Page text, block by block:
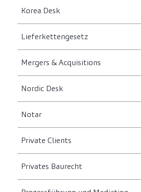
Korea Desk
Lieferkettengesetz
Mergers & Acquisitions
Nordic Desk
Notar
Private Clients
Privates Baurecht